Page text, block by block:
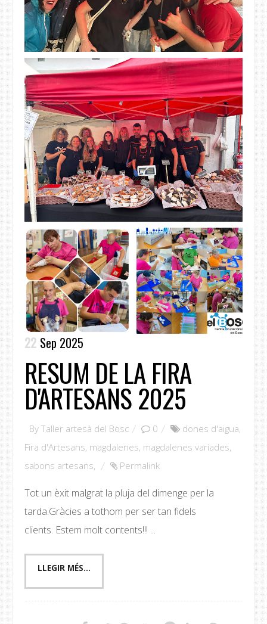
22 Sep 2025
RESUM DE LA FIRA
D'ARTESANS 2025
By Taller artesà del Bosc 0 dones d'aigua,
Fira d'Artesans, magdalenes, magdalenes variades,
sabons artesans, Permalink
Tot un èxit malgrat la pluja del dimenge per la
tarda.Gràcies a tothom per ser tan fidels
clients. Estem molt contents!!! ...